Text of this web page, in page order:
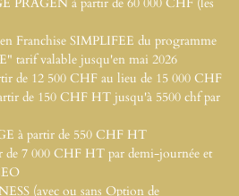
Franchise SIMPLIFEE du programme
tarif valable jusqu'en mai 2026
de 12 500 CHF au lieu de 15 000 CHF
de 150 CHF HT jusqu'à 5500 chf par
à partir de 550 CHF HT
7 000 CHF HT par demi-journée et
(avec ou sans Option de